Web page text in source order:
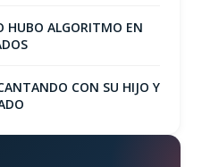
HUBO ALGORITMO EN
CON SU HIJO Y